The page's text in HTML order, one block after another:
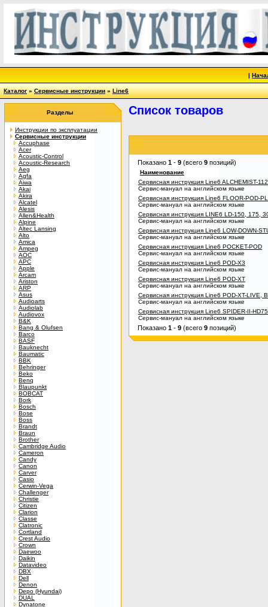
|
Каталог»Сервисные инструкции»Line6
Разделы
Инструкции по эксплуатации
Сервисные инструкции
Accuphase
Acer
Acoustic-Control
Acoustic-Research
Aeg
Agfa
Aiwa
Akai
Akira
Alcatel
Alesis
Allen&Health
Alpine
Altec Lansing
Alto
Amica
Ampeg
AOC
APC
Apple
Arcam
Ariston
ARP
Asus
Audioarts
Audiolab
Audiovox
B&K
Bang & Olufsen
Barco
BASF
Bauknecht
Baumatic
BBK
Behringer
Beko
Benq
Blaupunkt
BOBCAT
Bork
Bosch
Bose
Boss
Brandt
Braun
Brother
Cambridge Audio
Cameron
Candy
Canon
Carver
Casio
Cerwin-Vega
Challenger
Christie
Citizen
Clarion
Classe
Clatronic
Cortland
Crest Audio
Crown
Daewoo
Daikin
Datavideo
DBX
Dell
Denon
Depo (Hyundai)
DUAL
Dynatone
Список товаров
Показано 1 - 9 (всего 9 позиций)
Наименование
Сервисная инструкция Line6 ALCHEMIST-
Сервис-мануал на английском языке
Сервисная инструкция Line6 FLOOR-POD-
Сервис-мануал на английском языке
Сервисная инструкция LINE6 LD-150, 175,
Сервис-мануал на английском языке
Сервисная инструкция Line6 LOW-DOWN-
Сервис-мануал на английском языке
Сервисная инструкция Line6 POCKET-POD
Сервис-мануал на английском языке
Сервисная инструкция Line6 POD-X3
Сервис-мануал на английском языке
Сервисная инструкция Line6 POD-XT
Сервис-мануал на английском языке
Сервисная инструкция Line6 POD-XT-LIVE,
Сервис-мануал на английском языке
Сервисная инструкция Line6 SPIDER-II-HD75
Сервис-мануал на английском языке
Показано 1 - 9 (всего 9 позиций)